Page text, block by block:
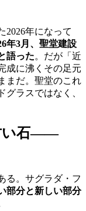
2026年になって
年3月、聖堂建設
語った。だが「近
成に沸くその足元
まだ。聖堂のこれ
グラスではなく、
い石——
る。サグラダ・フ
部分と新しい部分